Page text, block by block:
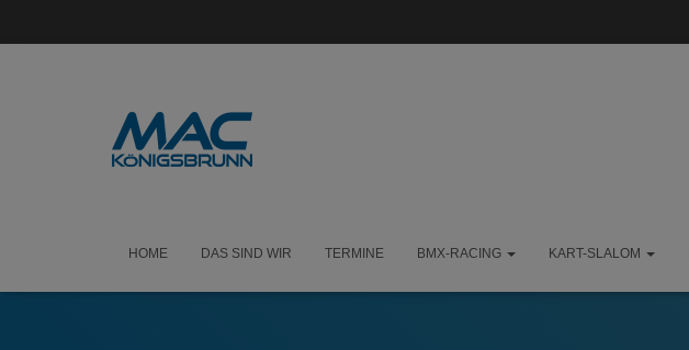
HOME DAS SIND WIR TERMINE BMX-RACING KART-SLALOM